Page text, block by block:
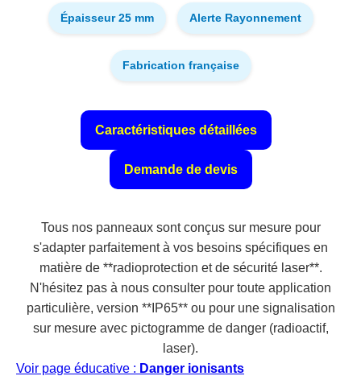
Épaisseur 25 mm Alerte Rayonnement
Fabrication française
Caractéristiques détaillées
Demande de devis
Tous nos panneaux sont conçus sur mesure pour
s'adapter parfaitement à vos besoins spécifiques en
matière de **radioprotection et de sécurité laser**.
N'hésitez pas à nous consulter pour toute application
particulière, version **IP65** ou pour une signalisation
sur mesure avec pictogramme de danger (radioactif,
laser).
Voir page éducative : Danger ionisants